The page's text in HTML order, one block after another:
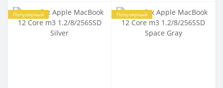
Популярный Популярный